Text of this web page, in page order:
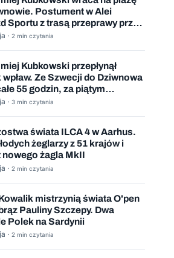
Postument w Alei
Sportu z trasą przeprawy przez
· 2 min czytania
Kubkowski przepłynął
wpław. Ze Szwecji do Dziwnowa
55 godzin, za piątym
· 3 min czytania
świata ILCA 4 w Aarhus.
żeglarzy z 51 krajów i
nowego żagla MkII
· 2 min czytania
mistrzynią świata O'pen
Pauliny Szczepy. Dwa
Polek na Sardynii
· 2 min czytania